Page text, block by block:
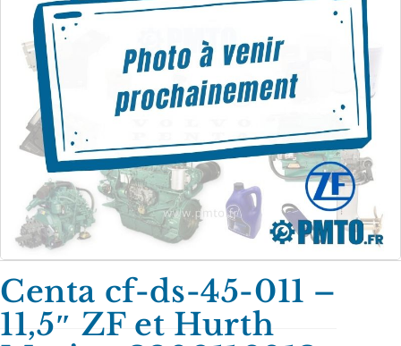
Centa cf-ds-45-011 –
11,5″ ZF et Hurth